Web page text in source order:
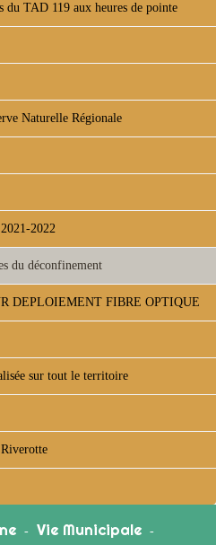
du TAD 119 aux heures de pointe
Naturelle Régionale
2022
du déconfinement
DEPLOIEMENT FIBRE OPTIQUE
sur tout le territoire
- Vie Municipale -